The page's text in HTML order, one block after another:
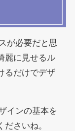
が必要だと思
麗に見せるル
るだけでデザ
インの基本を
さいね。